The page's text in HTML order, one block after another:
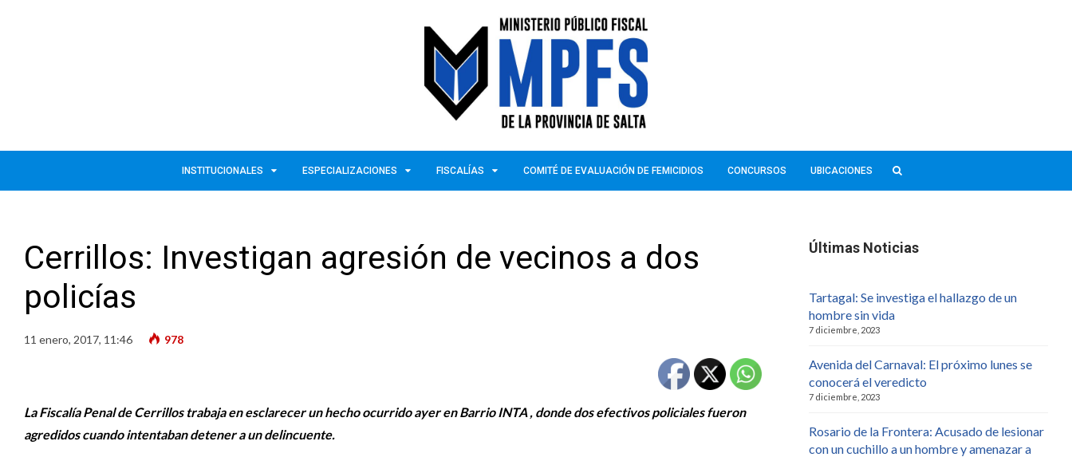
INSTITUCIONALES ESPECIALIZACIONES FISCALÍAS COMITÉ DE EVALUACIÓN DE FEMICIDIOS CONCURSOS UBICACIONES
Cerrillos: Investigan agresión de vecinos a dos
policías
11 enero, 2017, 11:46 978
La Fiscalía Penal de Cerrillos trabaja en esclarecer un hecho ocurrido ayer en Barrio INTA , donde dos efectivos policiales fueron
agredidos cuando intentaban detener a un delincuente.
Últimas Noticias
Tartagal: Se investiga el hallazgo de un
hombre sin vida
7 diciembre, 2023
Avenida del Carnaval: El próximo lunes se
conocerá el veredicto
7 diciembre, 2023
Rosario de la Frontera: Acusado de lesionar
con un cuchillo a un hombre y amenazar a